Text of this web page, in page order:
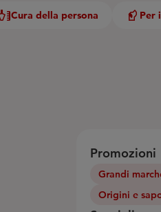
Cura della persona Per
Promozioni
Grandi
Origini e